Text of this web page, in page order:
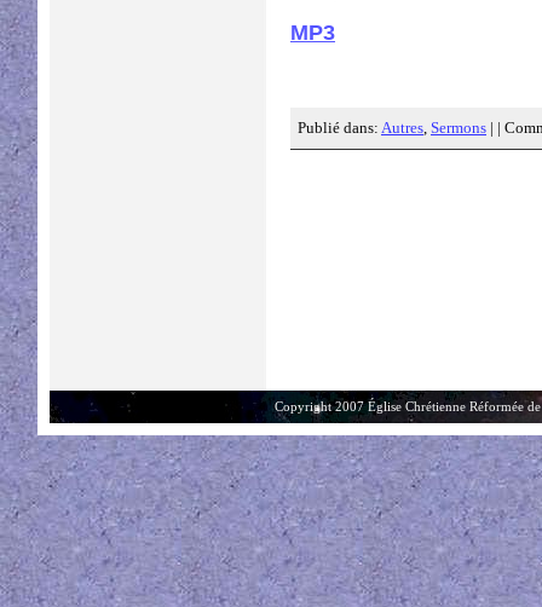
MP3
Publié dans: Autres, Sermons | |
Copyright 2007 Église Chrétienne Réformée